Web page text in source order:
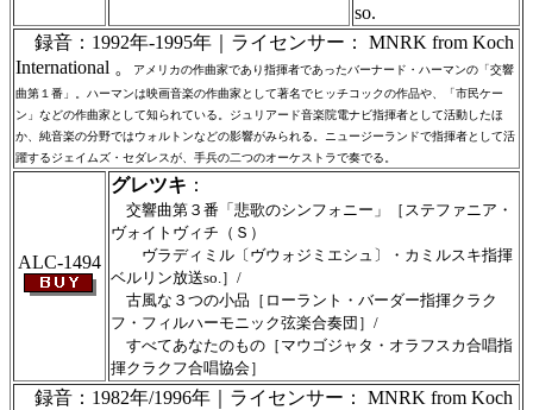
so.
録音：1992年-1995年｜ライセンサー： MNRK from Koch
International 。
アメリカの作曲家であり指揮者であったバーナード・ハーマンの「交響
曲第１番」。ハーマンは映画音楽の作曲家として著名でヒッチコックの作品や、「市民ケー
ン」などの作曲家として知られている。ジュリアード音楽院電ナビ指揮者として活動したほ
か、純音楽の分野ではウォルトンなどの影響がみられる。ニュージーランドで指揮者として活
躍するジェイムズ・セダレスが、手兵の二つのオーケストラで奏でる。
ALC-1494
グレツキ ：
交響曲第３番「悲歌のシンフォニー」［ステファニア・
ヴォイトヴィチ（Ｓ）
ヴラディミル〔ヴウォジミエシュ〕・カミルスキ指揮
ベルリン放送so.］/
古風な３つの小品［ローラント・バーダー指揮クラク
フ・フィルハーモニック弦楽合奏団］/
すべてあなたのもの［マウゴジャタ・オラフスカ合唱指
揮クラクフ合唱協会］
録音：1982年/1996年｜ライセンサー： MNRK from Koch